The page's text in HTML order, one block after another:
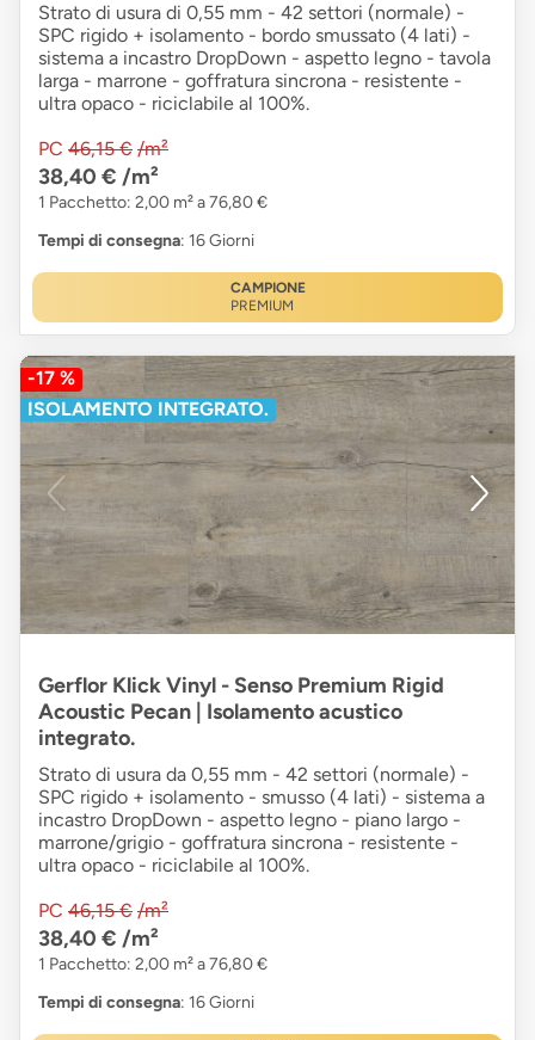
Strato di usura di 0,55 mm - 42 settori (normale) -
SPC rigido + isolamento - bordo smussato (4 lati) -
sistema a incastro DropDown - aspetto legno - tavola
larga - marrone - goffratura sincrona - resistente -
ultra opaco - riciclabile al 100%.
PC 46,15 € /m²
38,40 € /m²
1 Pacchetto: 2,00 m² a 76,80 €
Tempi di consegna: 16 Giorni
CAMPIONE
PREMIUM
-17 %
ISOLAMENTO INTEGRATO.
Gerflor Klick Vinyl - Senso Premium Rigid
Acoustic Pecan | Isolamento acustico
integrato.
Strato di usura da 0,55 mm - 42 settori (normale) -
SPC rigido + isolamento - smusso (4 lati) - sistema a
incastro DropDown - aspetto legno - piano largo -
marrone/grigio - goffratura sincrona - resistente -
ultra opaco - riciclabile al 100%.
PC 46,15 € /m²
38,40 € /m²
1 Pacchetto: 2,00 m² a 76,80 €
Tempi di consegna: 16 Giorni